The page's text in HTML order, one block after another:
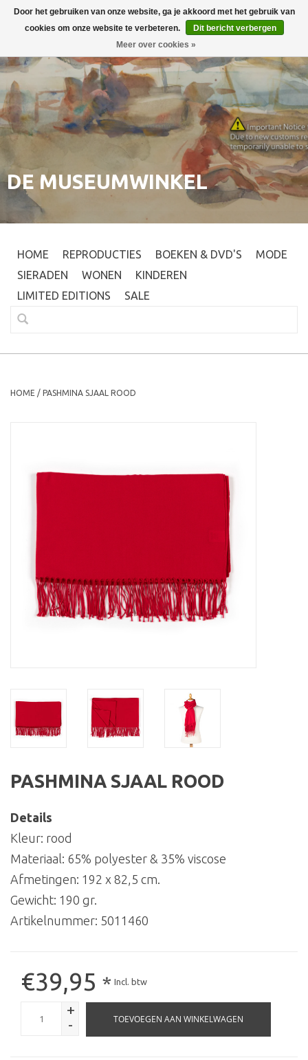
Inloggen 0
DE MUSEUMWINKEL
HOME REPRODUCTIES BOEKEN & DVD'S
MODE
SIERADEN
WONEN
KINDEREN
LIMITED EDITIONS
SALE
HOME / PASHMINA SJAAL ROOD
PASHMINA SJAAL ROOD
Details
Kleur: rood
Materiaal: 65% polyester & 35% viscose
Afmetingen: 192 x 82,5 cm.
Gewicht: 190 gr.
Artikelnummer: 5011460
€39,95 * Incl. btw
+
-
TOEVOEGEN AAN WINKELWAGEN
Door het gebruiken van onze website, ga je akkoord met het gebruik van
cookies om onze website te verbeteren.
Dit bericht verbergen
Meer over cookies »